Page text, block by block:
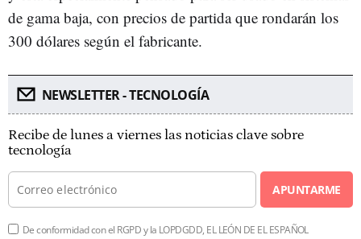
de gama baja, con precios de partida que rondarán los
300 dólares según el fabricante.
NEWSLETTER - TECNOLOGÍA
Recibe de lunes a viernes las noticias clave sobre
tecnología
APUNTARME
De conformidad con el RGPD y la LOPDGDD, EL LEÓN DE EL ESPAÑOL